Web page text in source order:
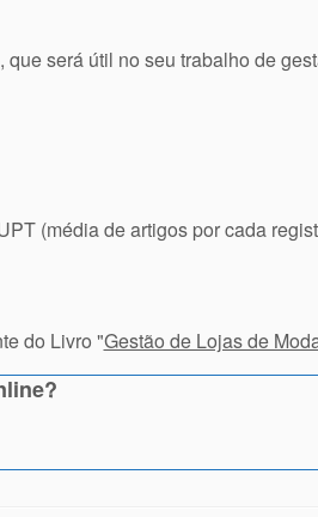
será útil no seu trabalho de
(média de artigos por cada
do Livro "Gestão de Lojas de